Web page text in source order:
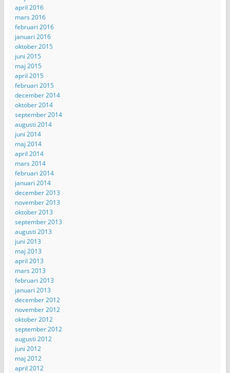
april 2016
mars 2016
februari 2016
januari 2016
oktober 2015
juni 2015
maj 2015
april 2015
februari 2015
december 2014
oktober 2014
september 2014
augusti 2014
juni 2014
maj 2014
april 2014
mars 2014
februari 2014
januari 2014
december 2013
november 2013
oktober 2013
september 2013
augusti 2013
juni 2013
maj 2013
april 2013
mars 2013
februari 2013
januari 2013
december 2012
november 2012
oktober 2012
september 2012
augusti 2012
juni 2012
maj 2012
april 2012